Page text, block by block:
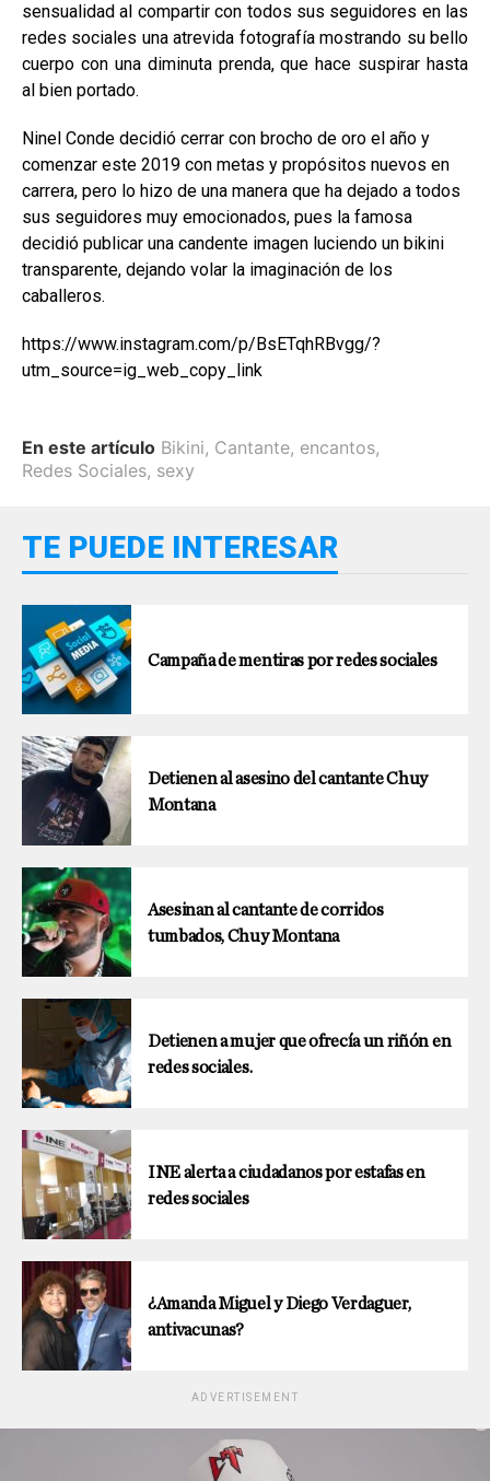
sensualidad al compartir con todos sus seguidores en las
redes sociales una atrevida fotografía mostrando su bello
cuerpo con una diminuta prenda, que hace suspirar hasta
al bien portado.
Ninel Conde decidió cerrar con brocho de oro el año y
comenzar este 2019 con metas y propósitos nuevos en
carrera, pero lo hizo de una manera que ha dejado a todos
sus seguidores muy emocionados, pues la famosa
decidió publicar una candente imagen luciendo un bikini
transparente, dejando volar la imaginación de los
caballeros.
https://www.instagram.com/p/BsETqhRBvgg/?
utm_source=ig_web_copy_link
En este artículo Bikini, Cantante, encantos,
Redes Sociales, sexy
TE PUEDE INTERESAR
Campaña de mentiras por redes sociales
Detienen al asesino del cantante Chuy
Montana
Asesinan al cantante de corridos
tumbados, Chuy Montana
Detienen a mujer que ofrecía un riñón en
redes sociales.
INE alerta a ciudadanos por estafas en
redes sociales
¿Amanda Miguel y Diego Verdaguer,
antivacunas?
ADVERTISEMENT